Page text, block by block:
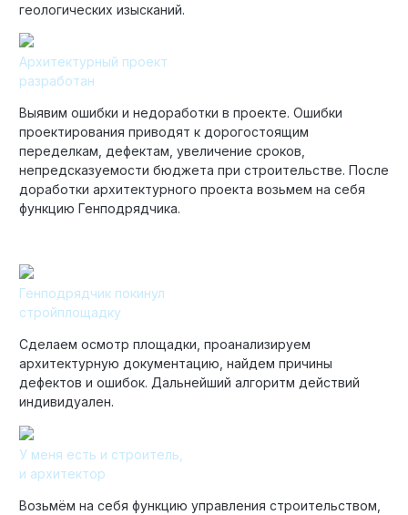
геологических изысканий.
Архитектурный проект
разработан
Выявим ошибки и недоработки в проекте. Ошибки
проектирования приводят к дорогостоящим
переделкам, дефектам, увеличение сроков,
непредсказуемости бюджета при строительстве. После
доработки архитектурного проекта возьмем на себя
функцию Генподрядчика.
Генподрядчик покинул
стройплощадку
Сделаем осмотр площадки, проанализируем
архитектурную документацию, найдем причины
дефектов и ошибок. Дальнейший алгоритм действий
индивидуален.
У меня есть и строитель,
и архитектор
Возьмём на себя функцию управления строительством,